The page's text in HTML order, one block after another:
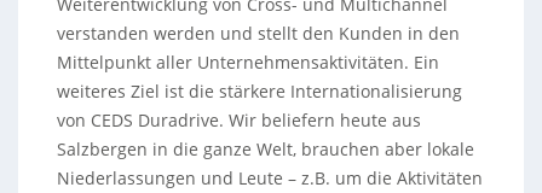
verstanden werden und stellt den Kunden in den
Mittelpunkt aller Unternehmensaktivitäten. Ein
weiteres Ziel ist die stärkere Internationalisierung
von CEDS Duradrive. Wir beliefern heute aus
Salzbergen in die ganze Welt, brauchen aber lokale
Niederlassungen und Leute – z.B. um die Aktivitäten